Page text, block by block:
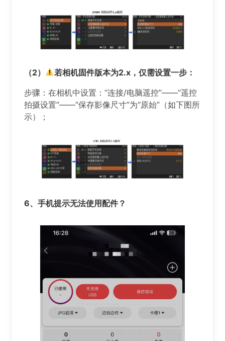
（2）
若相机固件版本为2.x，仅需设置一步：
步骤：在相机中设置：“连接/电脑遥控”——“遥控
拍摄设置”——“保存影像尺寸”为“原始”（如下图所
示）；
️️️6、 手机提示无法使用配件？